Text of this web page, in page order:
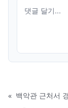
« 백악관 근처서